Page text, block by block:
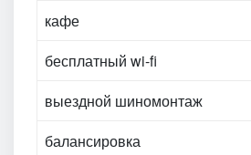
кафе
бесплатный wi-fi
выездной шиномонтаж
балансировка